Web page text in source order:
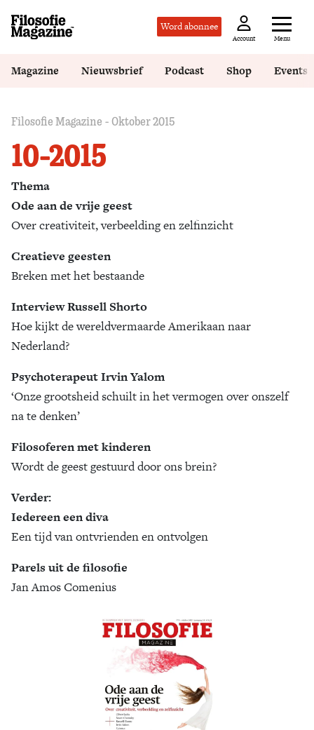
Word abonnee
Account Menu
Magazine Nieuwsbrief Podcast Shop Events
Filosofie Magazine - Oktober 2015
10-2015
Thema
Ode aan de vrije geest
Over creativiteit, verbeelding en zelfinzicht
Creatieve geesten
Breken met het bestaande
Interview Russell Shorto
Hoe kijkt de wereldvermaarde Amerikaan naar
Nederland?
Psychoterapeut Irvin Yalom
‘Onze grootsheid schuilt in het vermogen over onszelf
na te denken’
Filosoferen met kinderen
Wordt de geest gestuurd door ons brein?
Verder:
Iedereen een diva
Een tijd van ontvrienden en ontvolgen
Parels uit de filosofie
Jan Amos Comenius